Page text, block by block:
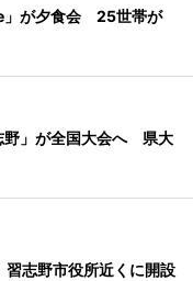
」が夕食会 25世帯が
野」が全国大会へ 県大
志野市役所近くに開設